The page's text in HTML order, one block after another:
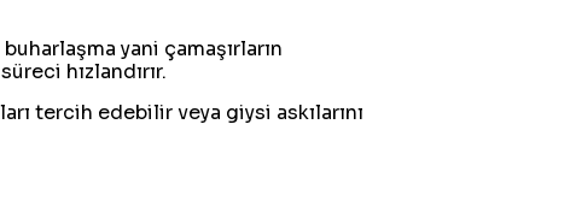
yani çamaşırların
hızlandırır.
tercih edebilir veya giysi askılarını